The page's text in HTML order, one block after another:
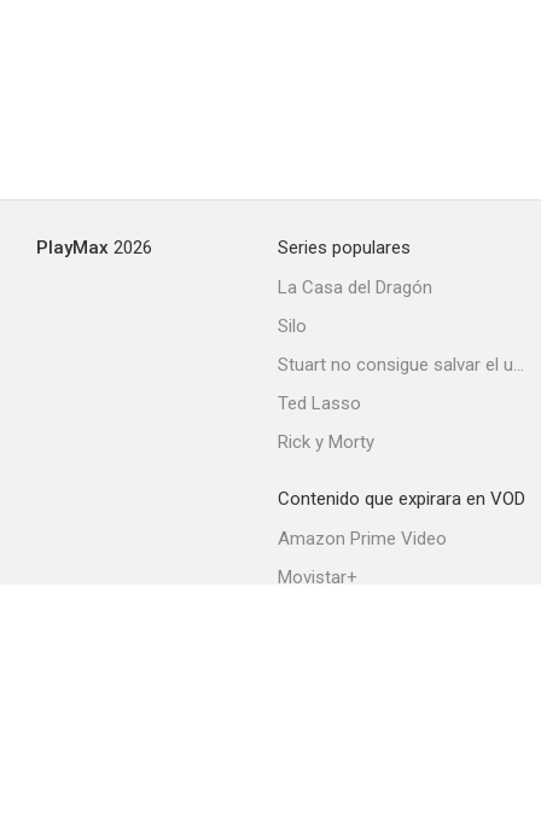
PlayMax 2026
Series populares
La Casa del Dragón
Silo
Stuart no consigue salvar el universo
Ted Lasso
Rick y Morty
Contenido que expirara en VOD
Amazon Prime Video
Movistar+